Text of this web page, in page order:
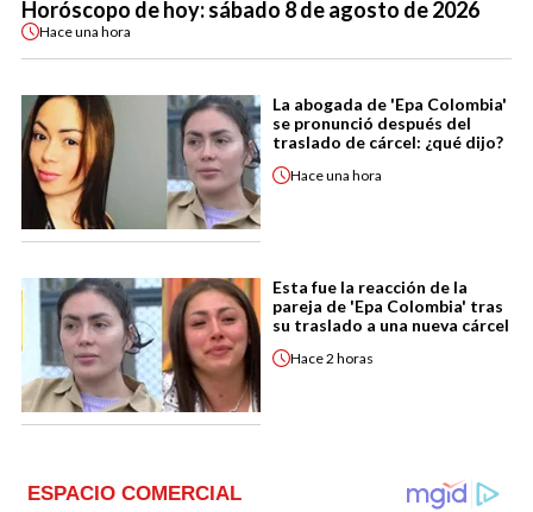
Horóscopo de hoy: sábado 8 de agosto de 2026
Haceuna hora
La abogada de 'Epa Colombia'
se pronunció después del
traslado de cárcel: ¿qué dijo?
Haceuna hora
Esta fue la reacción de la
pareja de 'Epa Colombia' tras
su traslado a una nueva cárcel
Hace2 horas